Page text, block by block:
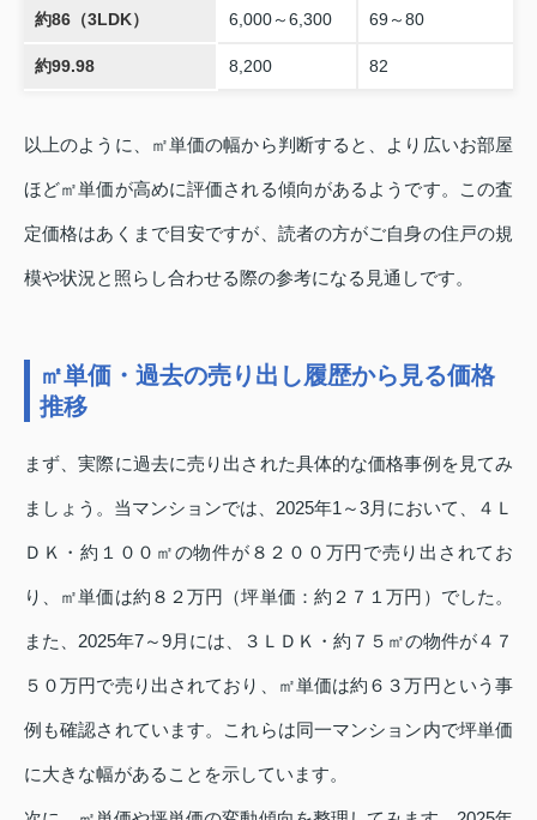
約86（3LDK） 6,000～6,300 69～80
約99.98 8,200 82
以上のように、㎡単価の幅から判断すると、より広いお部屋
ほど㎡単価が高めに評価される傾向があるようです。この査
定価格はあくまで目安ですが、読者の方がご自身の住戸の規
模や状況と照らし合わせる際の参考になる見通しです。
㎡単価・過去の売り出し履歴から見る価格
推移
まず、実際に過去に売り出された具体的な価格事例を見てみ
ましょう。当マンションでは、2025年1～3月において、４Ｌ
ＤＫ・約１００㎡の物件が８２００万円で売り出されてお
り、㎡単価は約８２万円（坪単価：約２７１万円）でした。
また、2025年7～9月には、３ＬＤＫ・約７５㎡の物件が４７
５０万円で売り出されており、㎡単価は約６３万円という事
例も確認されています。これらは同一マンション内で坪単価
に大きな幅があることを示しています。